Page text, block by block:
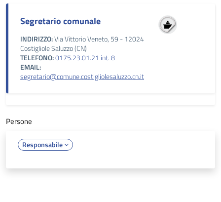
Segretario comunale
INDIRIZZO:Via Vittorio Veneto, 59 - 12024
Costigliole Saluzzo (CN)
TELEFONO:0175.23.01.21 int. 8
EMAIL:
segretario@comune.costigliolesaluzzo.cn.it
Persone
Responsabile